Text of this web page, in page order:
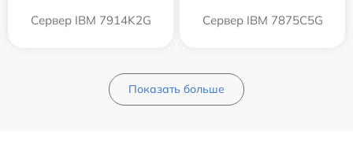
Сервер IBM 7914K2G Сервер IBM 7875C5G
Показать больше